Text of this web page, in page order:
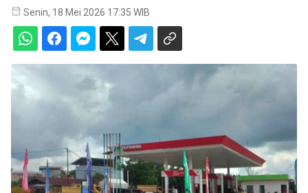
Senin, 18 Mei 2026 17:35 WIB